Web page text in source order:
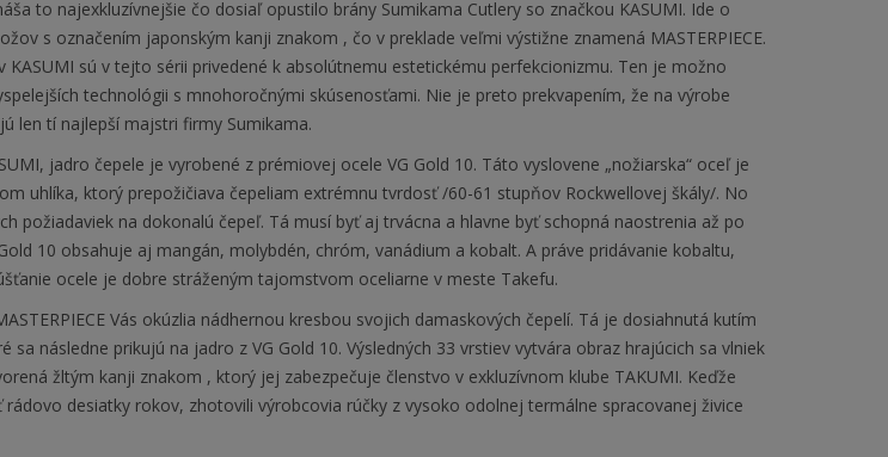
to najexkluzívnejšie čo dosiaľ opustilo brány Sumikama Cutlery so značkou KASUMI. Ide o
s označením japonským kanji znakom , čo v preklade veľmi výstižne znamená MASTERPIECE.
KASUMI sú v tejto sérii privedené k absolútnemu estetickému perfekcionizmu. Ten je možno
technológii s mnohoročnými skúsenosťami. Nie je preto prekvapením, že na výrobe
len tí najlepší majstri firmy Sumikama.
jadro čepele je vyrobené z prémiovej ocele VG Gold 10. Táto vyslovene „nožiarska“ oceľ je
uhlíka, ktorý prepožičiava čepeliam extrémnu tvrdosť /60-61 stupňov Rockwellovej škály/. No
požiadaviek na dokonalú čepeľ. Tá musí byť aj trvácna a hlavne byť schopná naostrenia až po
10 obsahuje aj mangán, molybdén, chróm, vanádium a kobalt. A práve pridávanie kobaltu,
ocele je dobre stráženým tajomstvom oceliarne v meste Takefu.
Vás okúzlia nádhernou kresbou svojich damaskových čepelí. Tá je dosiahnutá kutím
sa následne prikujú na jadro z VG Gold 10. Výsledných 33 vrstiev vytvára obraz hrajúcich sa vlniek
žltým kanji znakom , ktorý jej zabezpečuje členstvo v exkluzívnom klube TAKUMI. Keďže
desiatky rokov, zhotovili výrobcovia rúčky z vysoko odolnej termálne spracovanej živice